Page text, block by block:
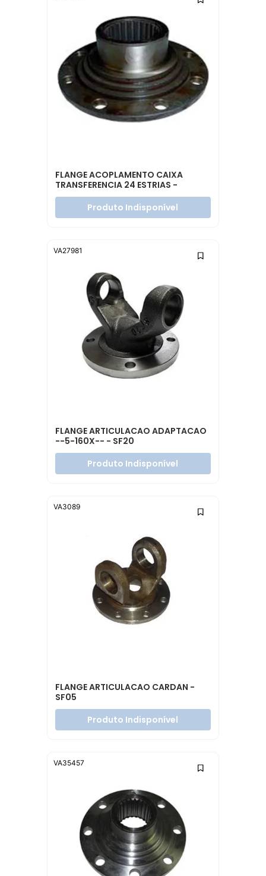
FLANGE ACOPLAMENTO CAIXA
TRANSFERENCIA 24 ESTRIAS -
3832820445
Produto Indisponível
FLANGE ARTICULACAO ADAPTACAO
--5-160X-- - SF20
Produto Indisponível
VA27981
FLANGE ARTICULACAO CARDAN -
SF05
Produto Indisponível
VA3089
VA35457